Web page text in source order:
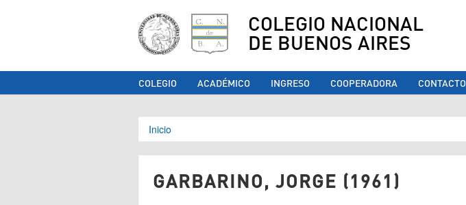
COLEGIO NACIONAL
DE BUENOS AIRES
COLEGIO ACADÉMICO INGRESO COOPERADORA CONTACTO
Se encuentra usted aquí
Inicio
GARBARINO, JORGE (1961)